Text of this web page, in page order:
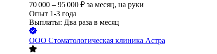
70 000 – 95 000 ₽ за месяц, на руки
Опыт 1-3 года
Выплаты: Два раза в месяц
ООО Стоматологическая клиника Астра